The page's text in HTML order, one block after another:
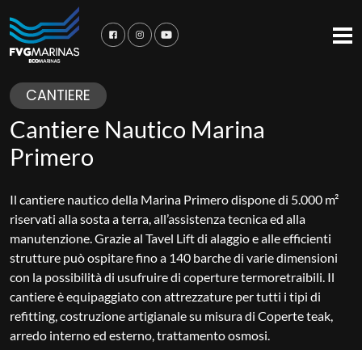
CANTIERE
Cantiere Nautico Marina
Primero
Il cantiere nautico della Marina Primero dispone di 5.000 m²
riservati alla sosta a terra, all’assistenza tecnica ed alla
manutenzione. Grazie al Tavel Lift di alaggio e alle efficienti
strutture può ospitare fino a 140 barche di varie dimensioni
con la possibilità di usufruire di coperture termoretraibili. Il
cantiere è equipaggiato con attrezzature per tutti i tipi di
refitting, costruzione artigianale su misura di Coperte teak,
arredo interno ed esterno, trattamento osmosi.